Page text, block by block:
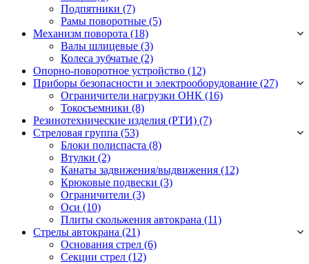
Подпятники (7)
Рамы поворотные (5)
Механизм поворота (18)
Валы шлицевые (3)
Колеса зубчатые (2)
Опорно-поворотное устройство (12)
Приборы безопасности и электрооборудование (27)
Ограничители нагрузки ОНК (16)
Токосъемники (8)
Резинотехнические изделия (РТИ) (7)
Стреловая группа (53)
Блоки полиспаста (8)
Втулки (2)
Канаты задвижения/выдвижения (12)
Крюковые подвески (3)
Ограничители (3)
Оси (10)
Плиты скольжения автокрана (11)
Стрелы автокрана (21)
Основания стрел (6)
Секции стрел (12)